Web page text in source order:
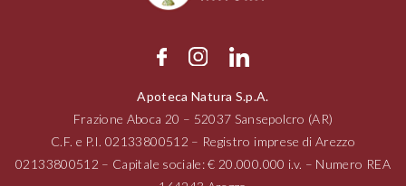
Apoteca Natura S.p.A.
Frazione Aboca 20 – 52037 Sansepolcro (AR)
C.F. e P.I.02133800512 – Registro imprese di Arezzo
02133800512 – Capitale sociale: € 20.000.000 i.v. – Numero REA